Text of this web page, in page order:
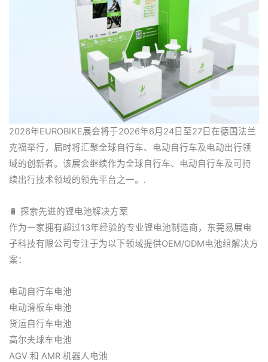
2026年EUROBIKE展会将于2026年6月24日至27日在德国法兰
克福举行，届时将汇聚全球自行车、电动自行车及电动出行领
域的创新者。该展会继续作为全球自行车、电动自行车及可持
续出行技术领域的领先平台之一。.
🔋 探索先进的锂电池解决方案
作为一家拥有超过13年经验的专业锂电池制造商，东莞易展电
子科技有限公司专注于为以下领域提供OEM/ODM电池组解决方
案：
电动自行车电池
电动滑板车电池
货运自行车电池
高尔夫球车电池
AGV 和 AMR 机器人电池